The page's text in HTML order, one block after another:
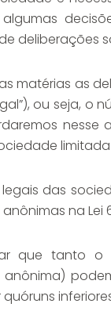
deliberações
matérias as
ou seja, o
nesse
das
na Lei
que tanto o